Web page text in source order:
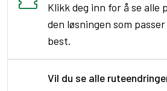
Klikk deg inn for å se alle
den løsningen som
best.
Vil du se alle